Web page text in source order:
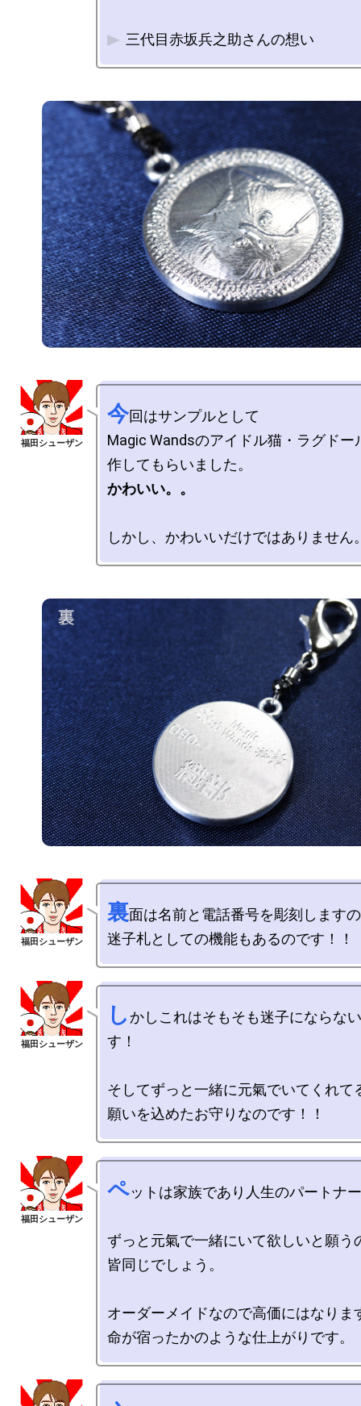
三代目赤坂兵之助さんの想い
今回はサンプルとして
Magic Wandsのアイドル猫・ラグドー
かわいい。。
裏面は名前と電話番号を彫刻します
しかしこれはそもそも迷子にならな
す！
そしてずっと一緒に元氣でいてくれて
ペットは家族であり人生のパートナ
ずっと元氣で一緒にいて欲しいと願う
皆同じでしょう。
オーダーメイドなので高価にはなりま